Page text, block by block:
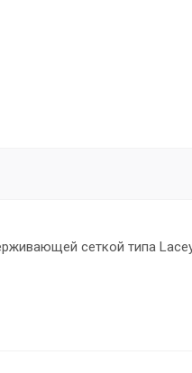
сеткой типа